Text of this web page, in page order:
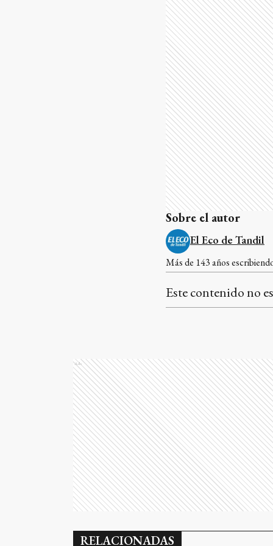
Sobre el autor
El Eco de Tandil
Más de 143 años
Este contenido no
Ads
RELACIONADAS